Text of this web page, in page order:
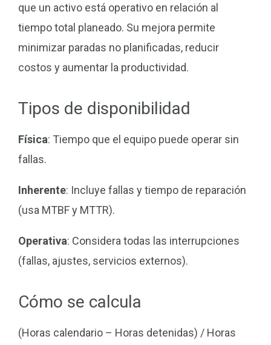
que un activo está operativo en relación al
tiempo total planeado. Su mejora permite
minimizar paradas no planificadas, reducir
costos y aumentar la productividad.
Tipos de disponibilidad
Física: Tiempo que el equipo puede operar sin
fallas.
Inherente: Incluye fallas y tiempo de reparación
(usa MTBF y MTTR).
Operativa: Considera todas las interrupciones
(fallas, ajustes, servicios externos).
Cómo se calcula
(Horas calendario – Horas detenidas) / Horas